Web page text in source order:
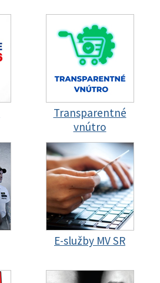
Transparentné
vnútro
E-služby MV SR